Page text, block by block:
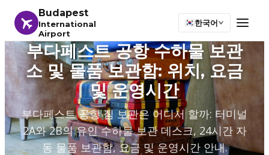
Budapest
International
Airport
한국어
부다페스트 공항 수하물 보관
소 및 물품 보관함: 위치, 요금
및 운영시간
부다페스트 공항 짐 보관은 어디서 할까: 터미널
2A와 2B의 유인 수하물 보관 데스크, 24시간 자
동 물품 보관함, 요금 및 운영시간 안내.